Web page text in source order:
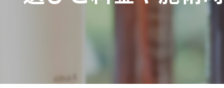
キッズカット